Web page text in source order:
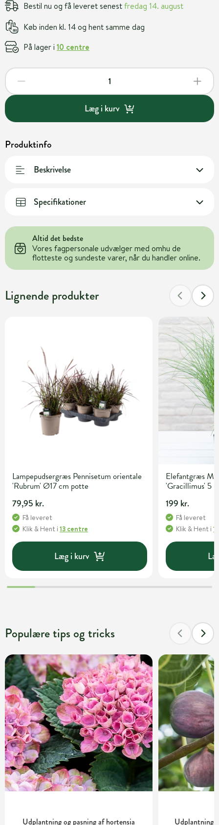
Bestil nu og få leveret senestfredag 14. august
Køb inden kl. 14 og hent samme dag
På lager i 10 centre
Læg i kurv
Produktinfo
Beskrivelse
Specifikationer
Altid det bedste
Vores fagpersonale udvælger med omhu de
flotteste og sundeste varer, når du handler online.
Lignende produkter
Lampepudsergræs Pennisetum orientale
'Rubrum' Ø17 cm potte
79,95 kr.
Få leveret
Klik & Hent i 13 centre
Læg i kurv
Elefantgræs
'Gracillimus' 5
199 kr.
Få leveret
Klik & Hent i
Populære tips og tricks
Udplantning og pasning af hortensia Udplantning